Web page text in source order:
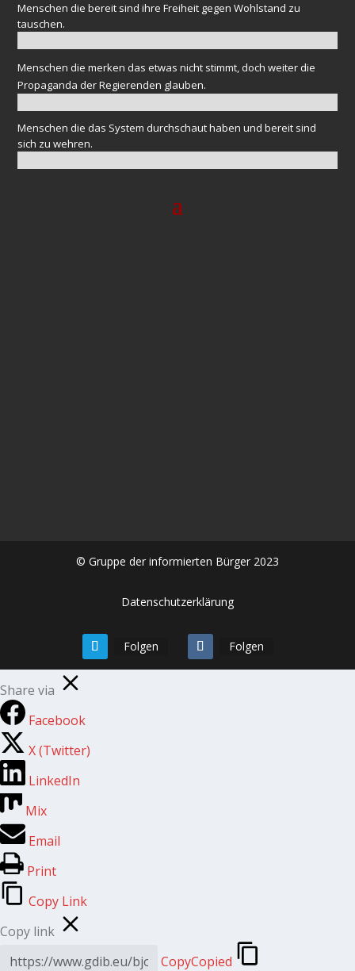
Menschen die bereit sind ihre Freiheit gegen Wohlstand zu
tauschen.
Menschen die merken das etwas nicht stimmt, doch weiter die
Propaganda der Regierenden glauben.
Menschen die das System durchschaut haben und bereit sind
sich zu wehren.
© Gruppe der informierten Bürger 2023
Datenschutzerklärung
Folgen Folgen
Share via
Facebook
X (Twitter)
LinkedIn
Mix
Email
Print
Copy Link
Copy link
CopyCopied